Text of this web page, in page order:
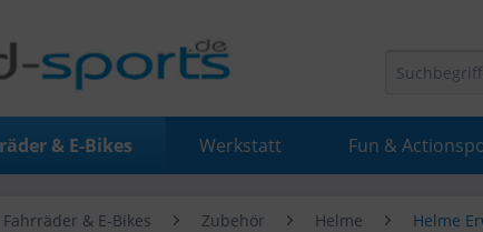
& E-Bikes Werkstatt Fun &
Fahrräder & E-Bikes Zubehör Helme Helme